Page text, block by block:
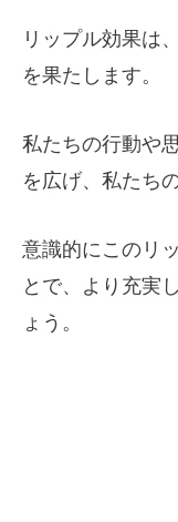
リップル効果は
を果たします。
私たちの行動や
を広げ、私たち
意識的にこのリ
とで、より充実
ょう。